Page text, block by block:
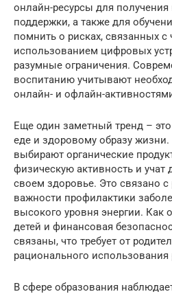
онлайн-ресурсы для
поддержки, а также для
помнить о рисках, связанных
использованием цифровых
разумные ограничения.
воспитанию учитывают
онлайн- и офлайн-
Еще один заметный тренд –
еде и здоровому образу
выбирают органические
физическую активность и учат
своем здоровье. Это связано
важности профилактики
высокого уровня энергии. Как
детей и финансовая
связаны, что требует от
рационального использования
В сфере образования